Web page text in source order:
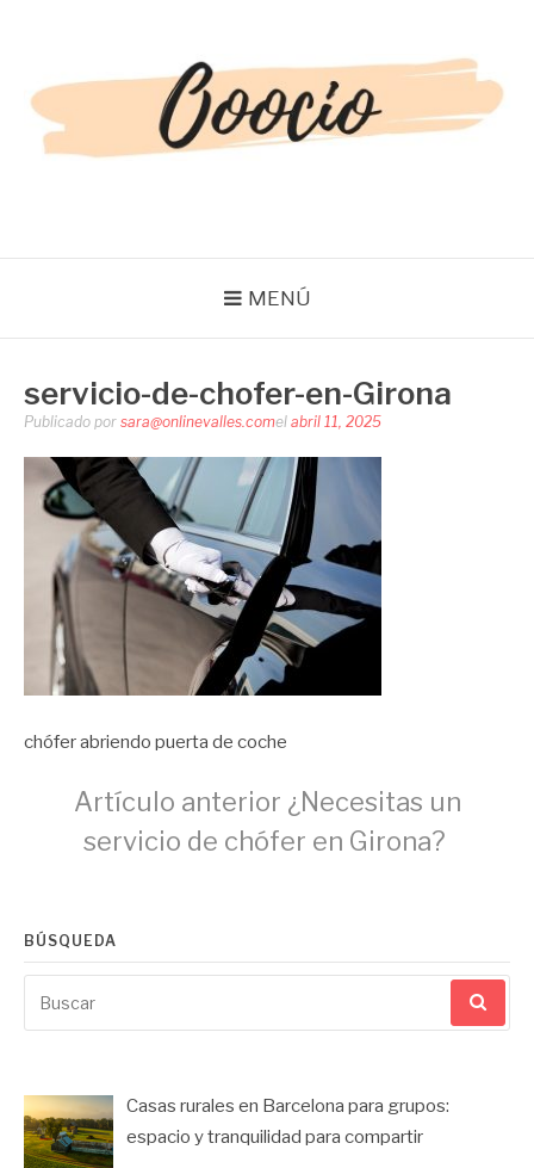
MENÚ
servicio-de-chofer-en-Girona
Publicado por sara@onlinevalles.comel abril 11, 2025
chófer abriendo puerta de coche
Seguir
Artículo anterior ¿Necesitas un
servicio de chófer en Girona?
BÚSQUEDA
por:
Casas rurales en Barcelona para grupos:
espacio y tranquilidad para compartir